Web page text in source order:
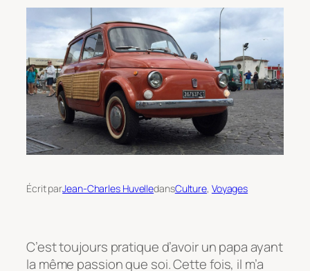
Écrit parJean-Charles HuvelledansCulture, Voyages
C’est toujours pratique d’avoir un papa ayant
la même passion que soi. Cette fois, il m’a